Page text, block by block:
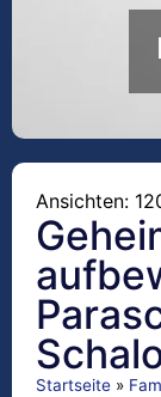
Ansichten:
Startseite »